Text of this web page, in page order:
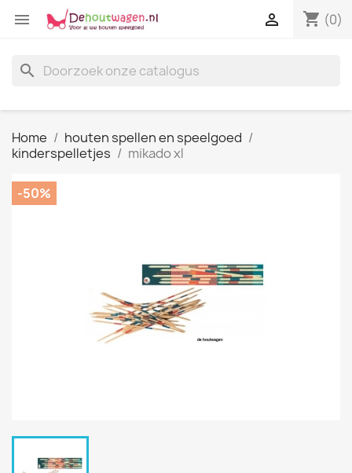
 shopping_cart (0)

search
Home
houten spellen en speelgoed
kinderspelletjes
mikado xl
-50%